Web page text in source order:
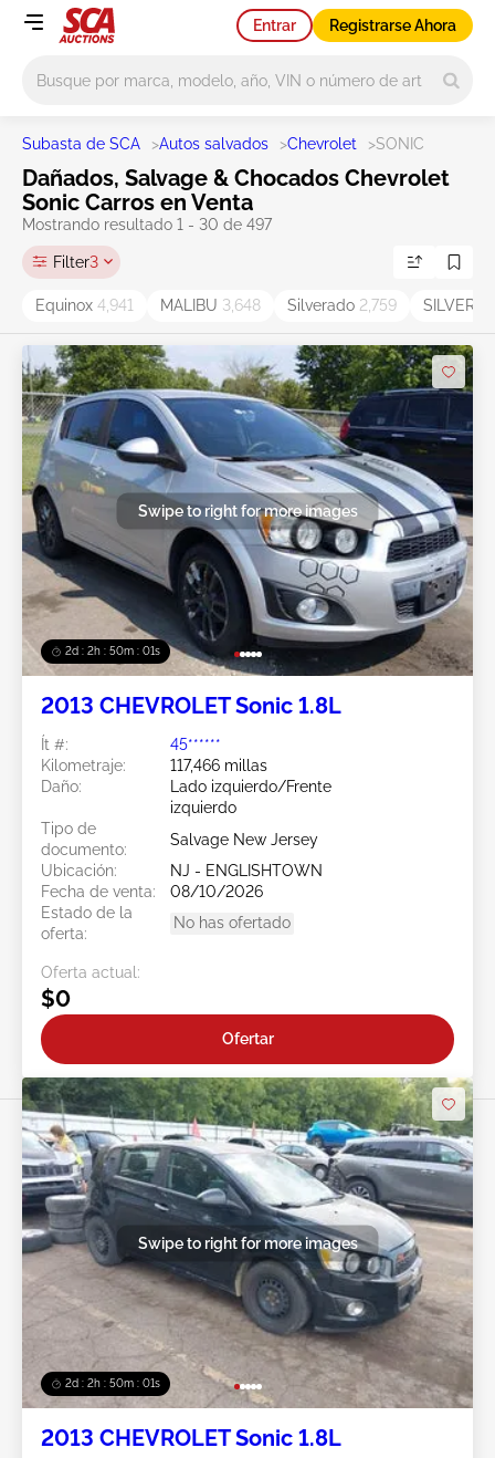
Entrar Registrarse Ahora
Subasta de SCA >Autos salvados >Chevrolet >SONIC
Dañados, Salvage & Chocados Chevrolet
Sonic Carros en Venta
Mostrando resultado 1 - 30 de 497
Filter3
Equinox 4,941 MALIBU 3,648 Silverado 2,759
2d : 2h : 49m : 59s
Swipe to right for more images
2013 CHEVROLET Sonic 1.8L
Ít #:
45******
Kilometraje:
117,466 millas
Daño:
Lado izquierdo/Frente
izquierdo
Tipo de
documento:
Salvage New Jersey
Ubicación:
NJ - ENGLISHTOWN
Fecha de venta:
08/10/2026
Estado de la
oferta:
No has ofertado
Oferta actual:
$0
Ofertar
2d : 2h : 49m : 59s
Swipe to right for more images
2013 CHEVROLET Sonic 1.8L